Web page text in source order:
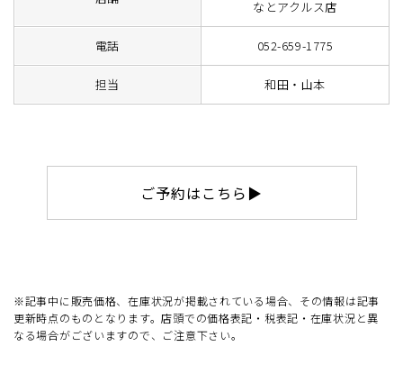
なとアクルス店
電話 052-659-1775
担当 和田・山本
ご予約はこちら▶
※記事中に販売価格、在庫状況が掲載されている場合、その情報は記事
更新時点のものとなります。店頭での価格表記・税表記・在庫状況と異
なる場合がございますので、ご注意下さい。